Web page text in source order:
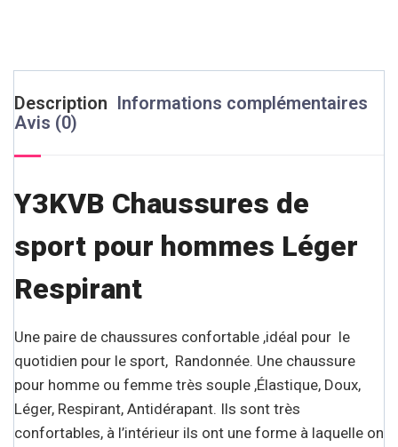
Description
Informations complémentaires
Avis (0)
Y3KVB Chaussures de
sport pour hommes Léger
Respirant
Une paire de chaussures confortable ,idéal pour le
quotidien pour le sport, Randonnée. Une chaussure
pour homme ou femme très souple ,Élastique, Doux,
Léger, Respirant, Antidérapant. Ils sont très
confortables, à l’intérieur ils ont une forme à laquelle on